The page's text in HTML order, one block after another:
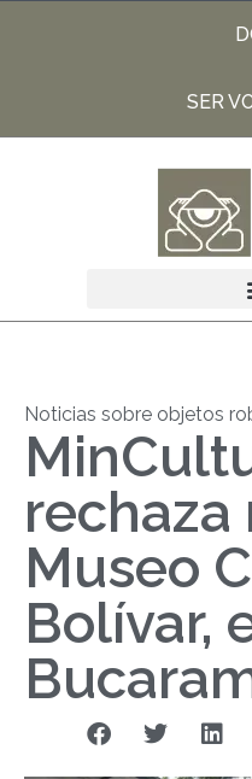
SER
Noticias sobre objetos
rechaza
Museo
Bolívar,